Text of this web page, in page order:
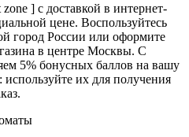
] с доставкой в интернет-
цене. Воспользуйтесь
город России или оформите
в центре Москвы. С
5% бонусных баллов на вашу
используйте их для получения